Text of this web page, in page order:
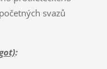
svazů
: